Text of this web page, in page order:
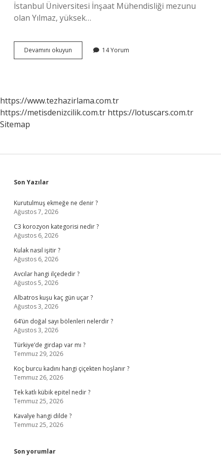
İstanbul Üniversitesi İnşaat Mühendisliği mezunu
olan Yılmaz, yüksek…
Devamını okuyun
Konut
14 Yorum
https://www.tezhazirlama.com.tr
https://metisdenizcilik.com.tr https://lotuscars.com.tr
Sitemap
Sidebar
Son Yazılar
Kurutulmuş ekmeğe ne denir ?
Ağustos 7, 2026
C3 korozyon kategorisi nedir ?
Ağustos 6, 2026
Kulak nasıl işitir ?
Ağustos 6, 2026
Avcılar hangi ilçededir ?
Ağustos 5, 2026
Albatros kuşu kaç gün uçar ?
Ağustos 3, 2026
64’ün doğal sayı bölenleri nelerdir ?
Ağustos 3, 2026
Türkiye’de girdap var mı ?
Temmuz 29, 2026
Koç burcu kadını hangi çiçekten hoşlanır ?
Temmuz 26, 2026
Tek katlı kübik epitel nedir ?
Temmuz 25, 2026
Kavalye hangi dilde ?
Temmuz 25, 2026
Son yorumlar